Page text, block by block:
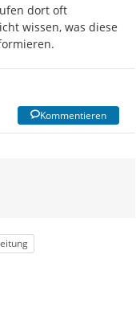
dort oft
wissen, was diese
Kommentieren